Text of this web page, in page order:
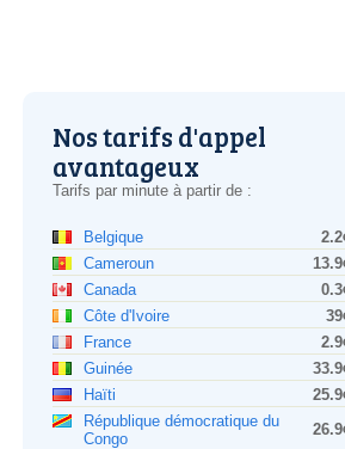
Nos tarifs d'appel
avantageux
Tarifs par minute à partir de :
Belgique
Cameroun
Canada
Côte d'Ivoire
France
Guinée
Haïti
République démocratique du
Congo